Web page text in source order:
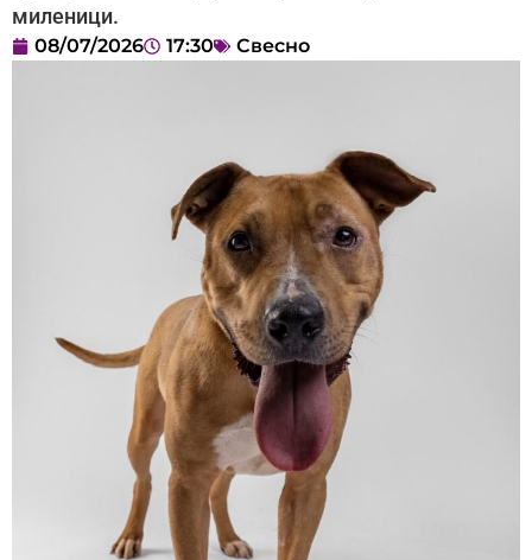
миленици.
08/07/2026 17:30 Свесно